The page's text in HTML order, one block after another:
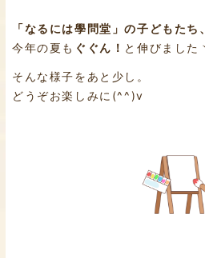
「なるには學問堂」の子どもたち
今年の夏も ぐぐん！ と伸びました
そんな様子をあと少し。
どうぞお楽しみに(^^)v